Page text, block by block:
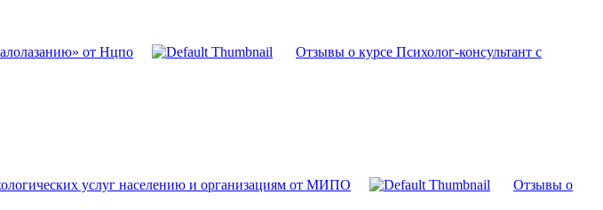
от Нцпо Отзывы о курсе Психолог-консультант с
услуг населению и организациям от МИПО Отзывы о